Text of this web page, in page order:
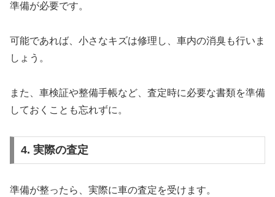
準備が必要です。
可能であれば、小さなキズは修理し、車内の消臭も行いま
しょう。
また、車検証や整備手帳など、査定時に必要な書類を準備
しておくことも忘れずに。
4. 実際の査定
準備が整ったら、実際に車の査定を受けます。